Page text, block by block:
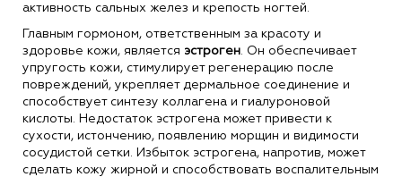
активность сальных желез и крепость ногтей.
Главным гормоном, ответственным за красоту и
здоровье кожи, является эстроген . Он обеспечивает
упругость кожи, стимулирует регенерацию после
повреждений, укрепляет дермальное соединение и
способствует синтезу коллагена и гиалуроновой
кислоты. Недостаток эстрогена может привести к
сухости, истончению, появлению морщин и видимости
сосудистой сетки. Избыток эстрогена, напротив, может
сделать кожу жирной и способствовать воспалительным